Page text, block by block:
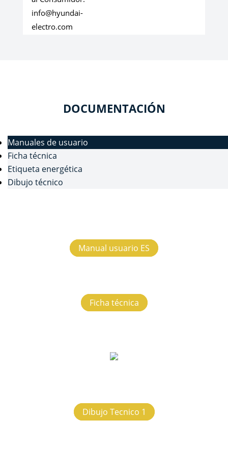
info@hyundai-
electro.com
DOCUMENTACIÓN
Manuales de usuario
Ficha técnica
Etiqueta energética
Dibujo técnico
Manual usuario ES
Ficha técnica
Dibujo Tecnico 1